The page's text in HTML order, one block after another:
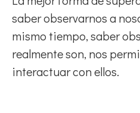
saber observarnos a
mismo tiempo, saber
realmente son, nos
interactuar con ellos.